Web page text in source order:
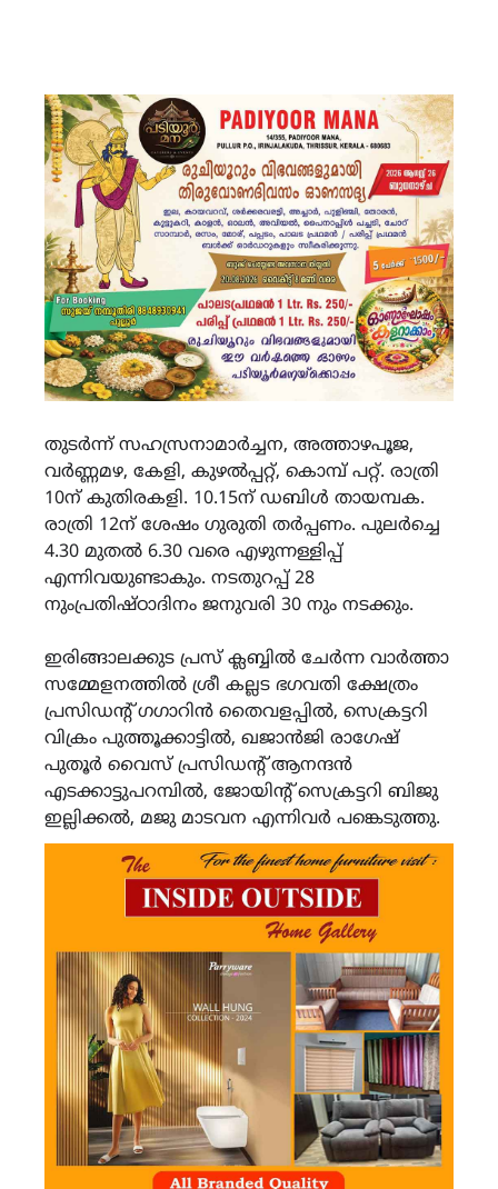
തുടർന്ന് സഹസ്രനാമാർച്ചന, അത്താഴപൂജ,
വർണ്ണമഴ, കേളി, കുഴൽപ്പറ്റ്, കൊമ്പ് പറ്റ്. രാത്രി
10ന് കുതിരകളി. 10.15ന് ഡബിൾ തായമ്പക.
രാത്രി 12ന് ശേഷം ഗുരുതി തർപ്പണം. പുലർച്ചെ
4.30 മുതൽ 6.30 വരെ എഴുന്നള്ളിപ്പ്
എന്നിവയുണ്ടാകും. നടതുറപ്പ് 28
നുംപ്രതിഷ്‌ഠാദിനം ജനുവരി 30 നും നടക്കും.
ഇരിങ്ങാലക്കുട പ്രസ് ക്ലബ്ബിൽ ചേർന്ന വാർത്താ
സമ്മേളനത്തിൽ ശ്രീ കല്ലട ഭഗവതി ക്ഷേത്രം
പ്രസിഡന്റ് ഗഗാറിൻ തൈവളപ്പിൽ, സെക്രട്ടറി
വിക്രം പുത്തൂക്കാട്ടിൽ, ഖജാൻജി രാഗേഷ്
പുതൂർ വൈസ് പ്രസിഡന്റ് ആനന്ദൻ
എടക്കാട്ടുപറമ്പിൽ, ജോയിന്റ് സെക്രട്ടറി ബിജു
ഇല്ലിക്കൽ, മജു മാടവന എന്നിവർ പങ്കെടുത്തു.